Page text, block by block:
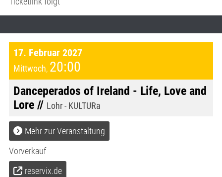
17. Februar 2027
Mittwoch, 20:00
Danceperados of Ireland - Life, Love and
Lore // Lohr - KULTURa
Mehr zur Veranstaltung
Vorverkauf
reservix.de